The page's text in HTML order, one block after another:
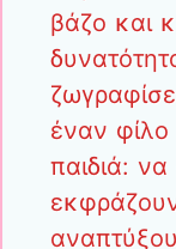
βάζο και
έναν
παιδιά: